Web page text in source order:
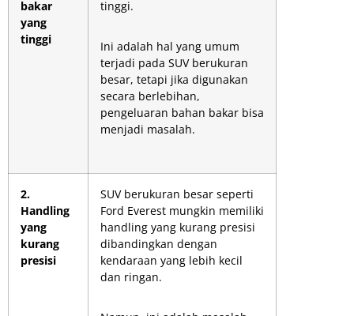
bakar
yang
tinggi
tinggi.
Ini adalah hal yang umum
terjadi pada SUV berukuran
besar, tetapi jika digunakan
secara berlebihan,
pengeluaran bahan bakar bisa
menjadi masalah.
2.
Handling
yang
kurang
presisi
SUV berukuran besar seperti
Ford Everest mungkin memiliki
handling yang kurang presisi
dibandingkan dengan
kendaraan yang lebih kecil
dan ringan.